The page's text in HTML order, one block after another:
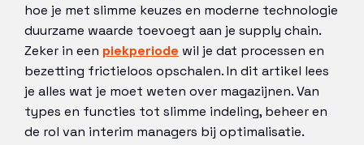
hoe je met slimme keuzes en moderne technologie
duurzame waarde toevoegt aan je supply chain.
Zeker in een piekperiode wil je dat processen en
bezetting frictieloos opschalen. In dit artikel lees
je alles wat je moet weten over magazijnen. Van
types en functies tot slimme indeling, beheer en
de rol van interim managers bij optimalisatie.